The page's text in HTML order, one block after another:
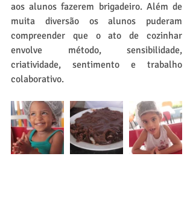
aos alunos fazerem brigadeiro. Além de
muita diversão os alunos puderam
compreender que o ato de cozinhar
envolve método, sensibilidade,
criatividade, sentimento e trabalho
colaborativo.